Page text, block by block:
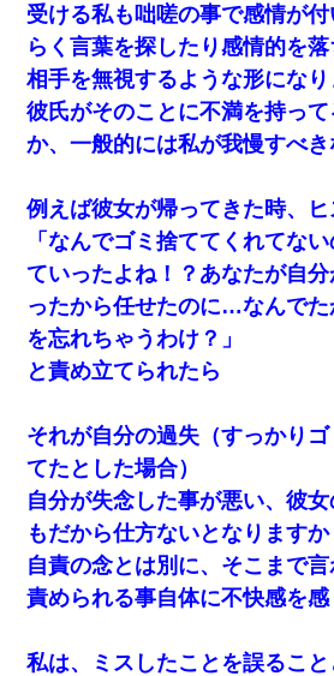
受ける私も咄嗟の事で感情が
らく言葉を探したり感情的を
相手を無視するような形になり
彼氏がそのことに不満を持っ
か、一般的には私が我慢すべ
例えば彼女が帰ってきた時、
「なんでゴミ捨ててくれてな
ていったよね！？あなたが自
ったから任せたのに…なんで
を忘れちゃうわけ？」
と責め立てられたら
それが自分の過失（すっかり
てたとした場合）
自分が失念した事が悪い、彼
もだから仕方ないとなりますか
自責の念とは別に、そこまで言
責められる事自体に不快感を感
私は、ミスしたことを誤るこ